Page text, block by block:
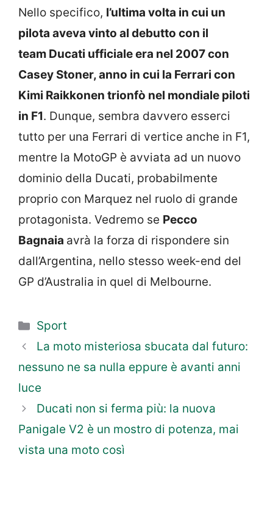
Nello specifico, l’ultima volta in cui un
pilota aveva vinto al debutto con il
team Ducati ufficiale era nel 2007 con
Casey Stoner, anno in cui la Ferrari con
Kimi Raikkonen trionfò nel mondiale piloti
in F1. Dunque, sembra davvero esserci
tutto per una Ferrari di vertice anche in F1,
mentre la MotoGP è avviata ad un nuovo
dominio della Ducati, probabilmente
proprio con Marquez nel ruolo di grande
protagonista. Vedremo se Pecco
Bagnaia avrà la forza di rispondere sin
dall’Argentina, nello stesso week-end del
GP d’Australia in quel di Melbourne.
Categorie
Sport
La moto misteriosa sbucata dal futuro:
nessuno ne sa nulla eppure è avanti anni
luce
Ducati non si ferma più: la nuova
Panigale V2 è un mostro di potenza, mai
vista una moto così